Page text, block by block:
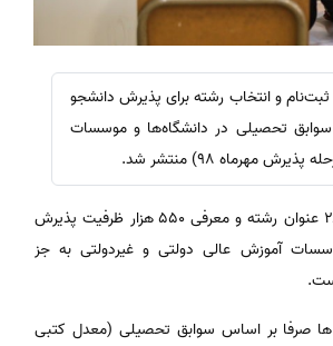
ثبت‌نام و انتخاب رشته برای پذیرش دانشجو
تحصیلی در دانشگاه‌ها و موسسات
مهرماه ۹۸) منتشر شد.
این دفترچه حاوی ۲۸۱ عنوان رشته و معرفی ۵۵۰ هزار ظرفیت پذیرش
آموزش عالی دولتی و غیردولتی به جز
صرفا بر اساس سوابق تحصیلی (معدل کتبی